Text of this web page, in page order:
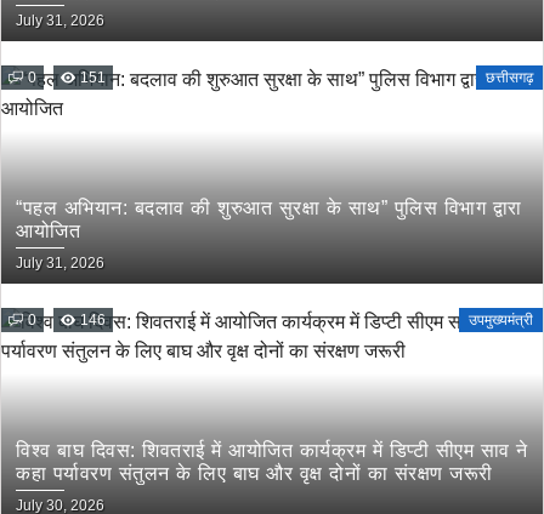
मांग
July 31, 2026
0 151 छत्तीसगढ़
“पहल अभियान: बदलाव की शुरुआत सुरक्षा के साथ” पुलिस विभाग द्वारा
आयोजित
July 31, 2026
0 146 उपमुख्यमंत्री
विश्व बाघ दिवस: शिवतराई में आयोजित कार्यक्रम में डिप्टी सीएम साव ने
कहा पर्यावरण संतुलन के लिए बाघ और वृक्ष दोनों का संरक्षण जरूरी
July 30, 2026